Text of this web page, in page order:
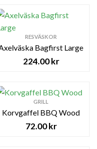
RESVÄSKOR
Bagfirst Large
224.00kr
GRILL
Korvgaffel BBQ Wood
72.00kr